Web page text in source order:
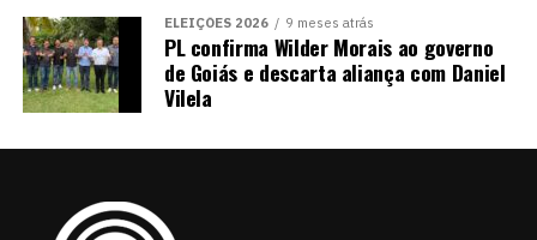
ELEIÇÕES 2026 9 meses atrás
PL confirma Wilder Morais ao governo
de Goiás e descarta aliança com Daniel
Vilela